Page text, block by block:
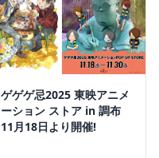
ゲゲゲ忌2025 東映アニメ
ーション ストア in 調布
11月18日より開催!